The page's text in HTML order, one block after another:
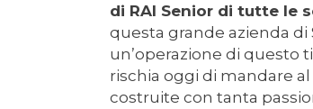
di RAI Senior di tutte le
questa grande azienda
un’operazione di questo
rischia oggi di mandare
costruite con tanta